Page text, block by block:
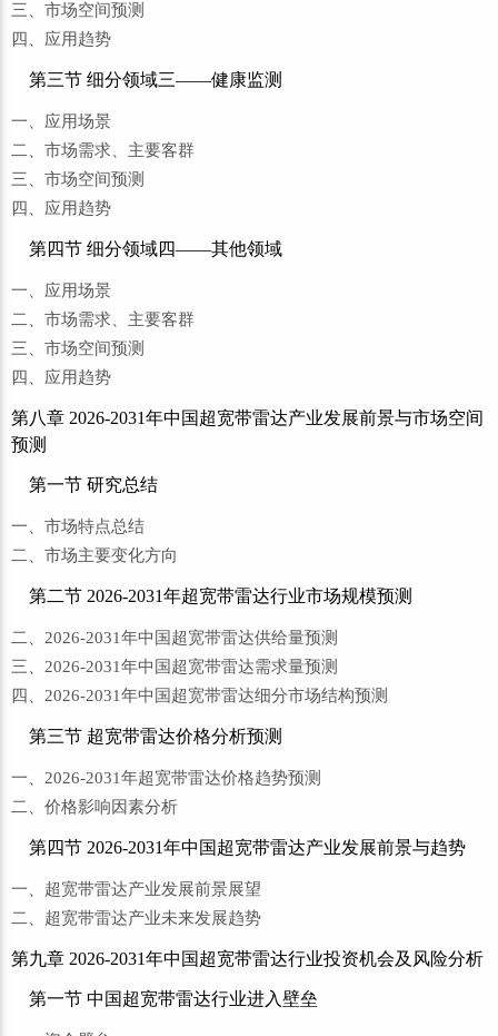
三、市场空间预测
四、应用趋势
第三节 细分领域三——健康监测
一、应用场景
二、市场需求、主要客群
三、市场空间预测
四、应用趋势
第四节 细分领域四——其他领域
一、应用场景
二、市场需求、主要客群
三、市场空间预测
四、应用趋势
第八章 2026-2031年中国超宽带雷达产业发展前景与市场空间
预测
第一节 研究总结
一、市场特点总结
二、市场主要变化方向
第二节 2026-2031年超宽带雷达行业市场规模预测
二、2026-2031年中国超宽带雷达供给量预测
三、2026-2031年中国超宽带雷达需求量预测
四、2026-2031年中国超宽带雷达细分市场结构预测
第三节 超宽带雷达价格分析预测
一、2026-2031年超宽带雷达价格趋势预测
二、价格影响因素分析
第四节 2026-2031年中国超宽带雷达产业发展前景与趋势
一、超宽带雷达产业发展前景展望
二、超宽带雷达产业未来发展趋势
第九章 2026-2031年中国超宽带雷达行业投资机会及风险分析
第一节 中国超宽带雷达行业进入壁垒